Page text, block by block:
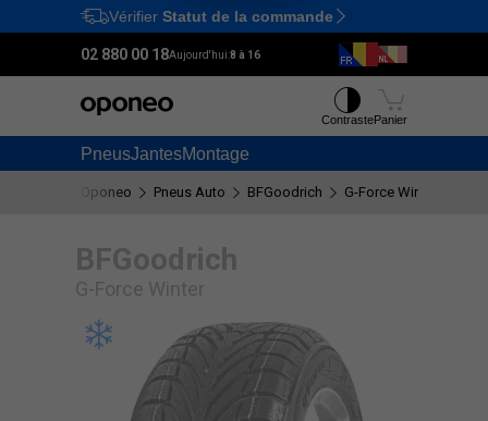
Ctrl M
Vérifier Statut de la commande
02 880 00 18Aujourd'hui:8 à 16
PneusJantesMontage
ContrastePanier
Oponeo Pneus Auto BFGoodrich G-Force Winter
BFGoodrich
G-Force Winter